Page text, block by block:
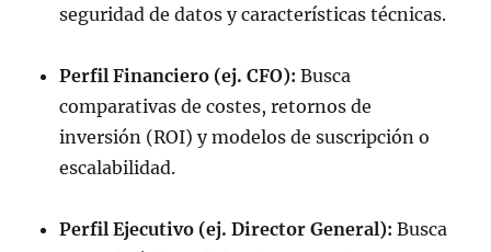
seguridad de datos y características técnicas.
Perfil Financiero (ej. CFO): Busca
comparativas de costes, retornos de
inversión (ROI) y modelos de suscripción o
escalabilidad.
Perfil Ejecutivo (ej. Director General): Busca